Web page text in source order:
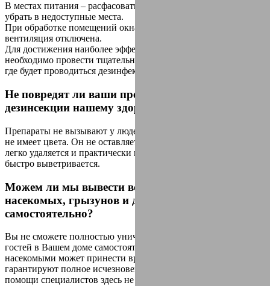
В местах питания – расфасовать все продукты по пакетам и
убрать в недоступные места.
При обработке помещений окна должны быть закрыты,
вентиляция отключена.
Для достижения наиболее эффективного результата
необходимо провести тщательную уборку всех помещений,
где будет проводиться дезинфекция.
Не повредят ли ваши препараты для
дезинсекции нашему здоровью?
Препараты не вызывают у людей никаких реакции. Раствор
не имеет цвета. Он не оставляет пятен и разводов. Раствор
легко удаляется и практически не имеет запаха, который очень
быстро выветривается.
Можем ли мы вывести всех нежелательных
насекомых, грызунов и других бактерий
самостоятельно?
Вы не сможете полностью уничтожить всех нежелательных
гостей в Вашем доме самостоятельно. Самоборьба с
насекомыми может принести временный результат. И не
гарантируют полное исчезновения. Именно поэтому без
помощи специалистов здесь не обойтись.